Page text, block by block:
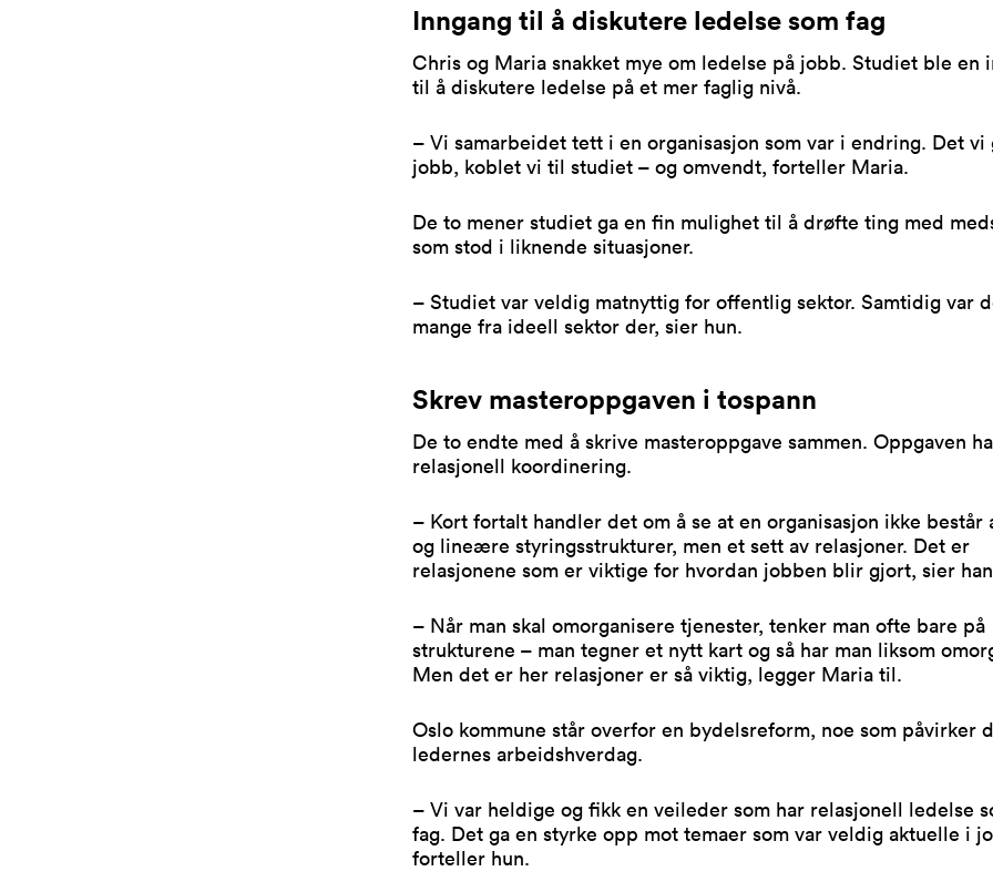
Inngang til å diskutere ledelse som fag
Chris og Maria snakket mye om ledelse på jobb. Studiet ble en
til å diskutere ledelse på et mer faglig nivå.
– Vi samarbeidet tett i en organisasjon som var i endring. Det vi
jobb, koblet vi til studiet – og omvendt, forteller Maria.
De to mener studiet ga en fin mulighet til å drøfte ting med
som stod i liknende situasjoner.
– Studiet var veldig matnyttig for offentlig sektor. Samtidig var
mange fra ideell sektor der, sier hun.
Skrev masteroppgaven i tospann
De to endte med å skrive masteroppgave sammen. Oppgaven
relasjonell koordinering.
– Kort fortalt handler det om å se at en organisasjon ikke består
og lineære styringsstrukturer, men et sett av relasjoner. Det er
relasjonene som er viktige for hvordan jobben blir gjort, sier
– Når man skal omorganisere tjenester, tenker man ofte bare på
strukturene – man tegner et nytt kart og så har man liksom
Men det er her relasjoner er så viktig, legger Maria til.
Oslo kommune står overfor en bydelsreform, noe som påvirker
ledernes arbeidshverdag.
– Vi var heldige og fikk en veileder som har relasjonell ledelse
fag. Det ga en styrke opp mot temaer som var veldig aktuelle i
forteller hun.